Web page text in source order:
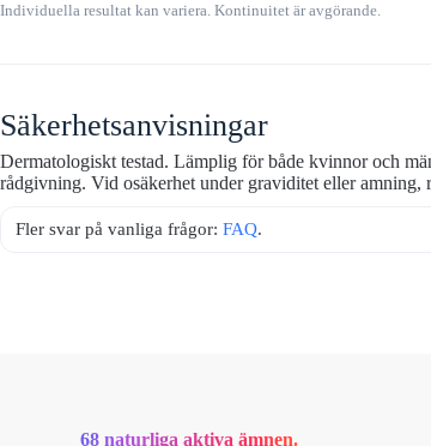
Individuella resultat kan variera. Kontinuitet är avgörande.
Säkerhetsanvisningar
Dermatologiskt testad. Lämplig för både kvinnor och
rådgivning. Vid osäkerhet under graviditet eller amning,
Fler svar på vanliga frågor: FAQ.
68 naturliga aktiva ämnen.